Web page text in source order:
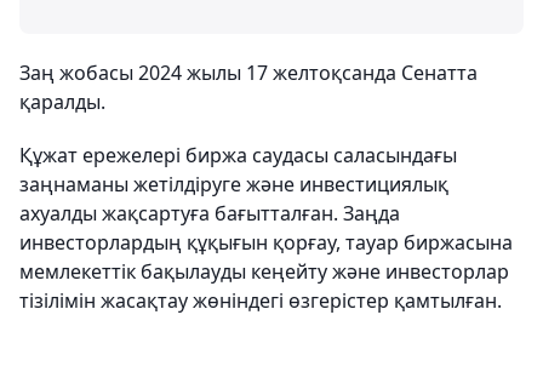
Заң жобасы 2024 жылы 17 желтоқсанда Сенатта
қаралды.
Құжат ережелері биржа саудасы саласындағы
заңнаманы жетілдіруге және инвестициялық
ахуалды жақсартуға бағытталған. Заңда
инвесторлардың құқығын қорғау, тауар биржасына
мемлекеттік бақылауды кеңейту және инвесторлар
тізілімін жасақтау жөніндегі өзгерістер қамтылған.